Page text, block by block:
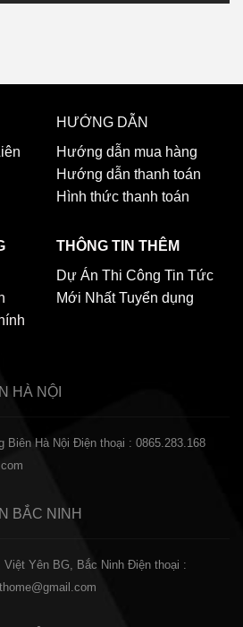
HƯỚNG DẪN
Hướng dẫn mua hàng
Hướng dẫn thanh toán
Hình thức thanh toán
THÔNG TIN THÊM
Dự Án Thi Công Tin Tức
Mới Nhất Tuyển dụng
HÀ NỘI
Biên Hà Nội Điện thoại : 0865.283.168
BẮC NINH
Yên BG, Bắc Ninh Điện thoại :